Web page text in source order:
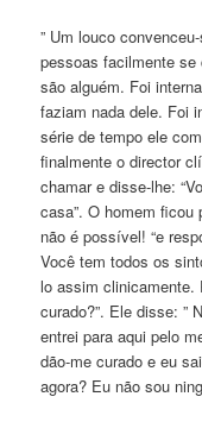
” Um louco
pessoas facilmente se
são alguém. Foi
faziam nada dele. Foi
série de tempo ele
finalmente o director
chamar e disse-lhe:
casa”. O homem ficou
não é possível! “e
Você tem todos os
lo assim clinicamente.
curado?”. Ele disse: ”
entrei para aqui pelo
dão-me curado e eu
agora? Eu não sou